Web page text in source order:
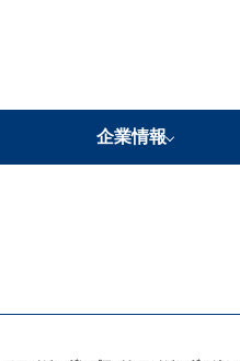
企業情報
当社の強み
企業理念
代表メッセージ
会社概要
事業所紹介
沿革
グループ企業・ネットワーク